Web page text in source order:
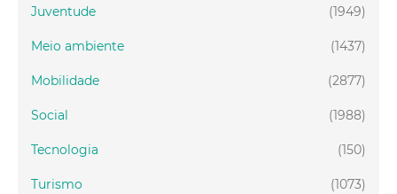
(1949)
Juventude
(1437)
Meio ambiente
(2877)
Mobilidade
(1988)
Social
(150)
Tecnologia
(1073)
Turismo